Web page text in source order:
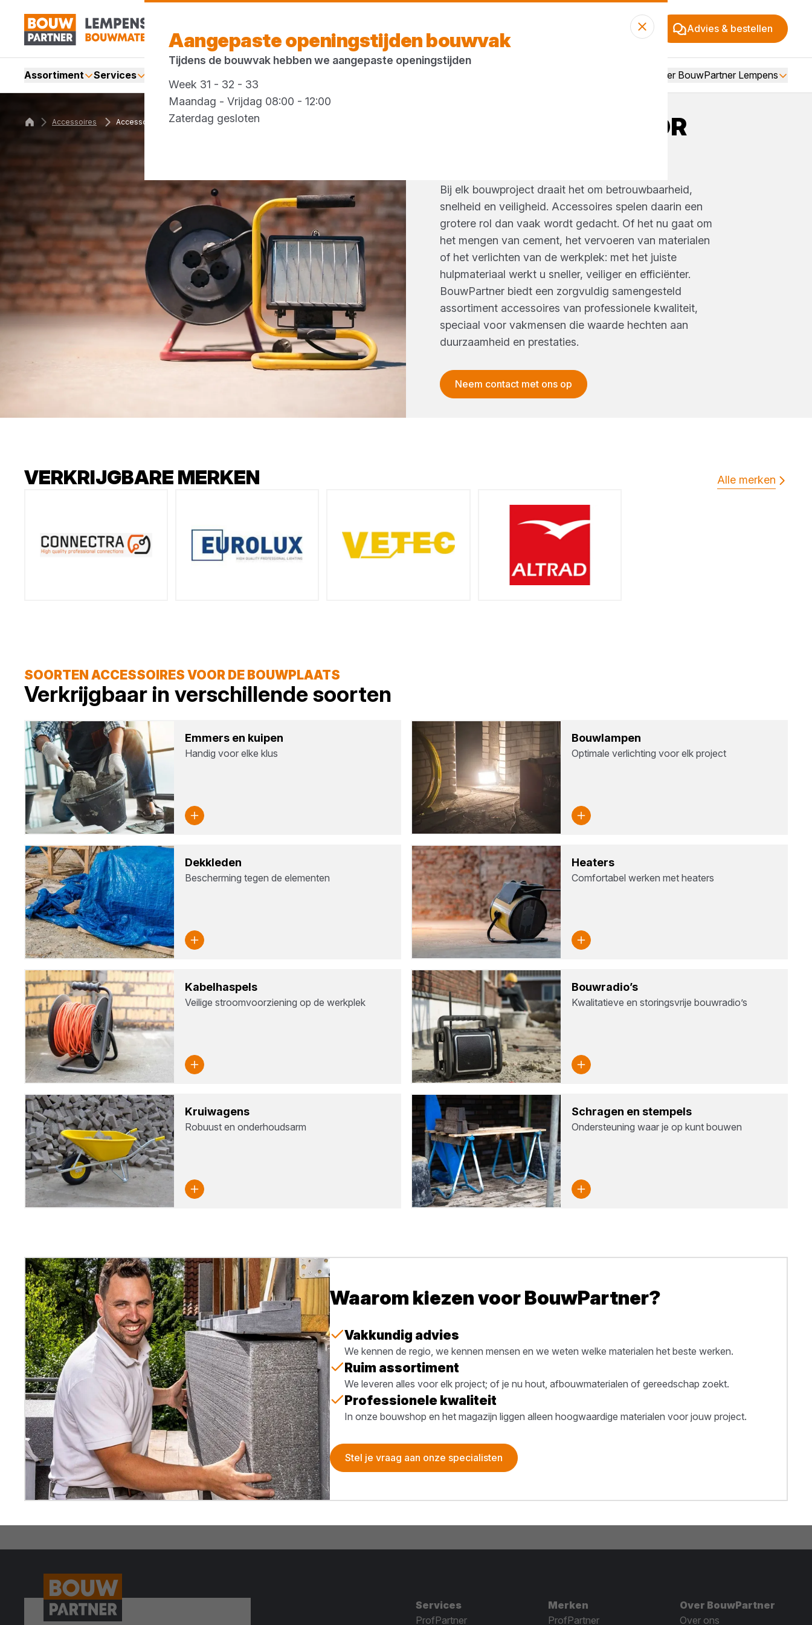
Advies & bestellen
Assortiment Services Over BouwPartner Lempens
ACCESSOIRES VOOR
Bij elk bouwproject draait het om betrouwbaarheid,
snelheid en veiligheid. Accessoires spelen daarin een
grotere rol dan vaak wordt gedacht. Of het nu gaat om
het mengen van cement, het vervoeren van materialen
of het verlichten van de werkplek: met het juiste
hulpmateriaal werkt u sneller, veiliger en efficiënter.
BouwPartner biedt een zorgvuldig samengesteld
assortiment accessoires van professionele kwaliteit,
speciaal voor vakmensen die waarde hechten aan
duurzaamheid en prestaties.
Neem contact met ons op
Accessoires Accessoires voor de bouwplaats
VERKRIJGBARE MERKEN Alle merken
SOORTEN ACCESSOIRES VOOR DE BOUWPLAATS
Verkrijgbaar in verschillende soorten
Emmers en kui­pen
Handig voor elke klus
Bouw­lam­pen
Optimale verlichting voor elk project
Dek­kle­den
Bescherming tegen de elementen
Hea­ters
Comfortabel werken met heaters
Kabel­has­pels
Veilige stroomvoorziening op de werkplek
Bouw­ra­dio’s
Kwalitatieve en storingsvrije bouwradio’s
Krui­wa­gens
Robuust en onderhoudsarm
Schra­gen en stem­pels
Ondersteuning waar je op kunt bouwen
Waarom kiezen voor BouwPartner?
Vakkundig advies
We kennen de regio, we kennen mensen en we weten welke materialen het beste werken.
Ruim assortiment
We leveren alles voor elk project; of je nu hout, afbouwmaterialen of gereedschap zoekt.
Professionele kwaliteit
In onze bouwshop en het magazijn liggen alleen hoogwaardige materialen voor jouw project.
Stel je vraag aan onze specialisten
Aangepaste openingstijden bouwvak
Tijdens de bouwvak hebben we aangepaste openingstijden
Week 31 - 32 - 33
Maandag - Vrijdag 08:00 - 12:00
Zaterdag gesloten
Services
ProfPartner
Merken
ProfPartner
Over BouwPartner
Over ons